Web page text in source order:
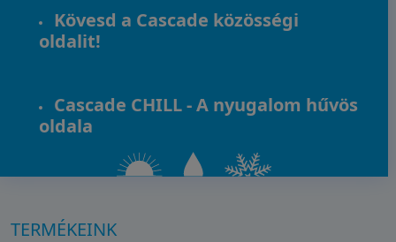
Kövesd a Cascade közösségi
oldalit!
Cascade CHILL - A nyugalom hűvös
oldala
TERMÉKEINK